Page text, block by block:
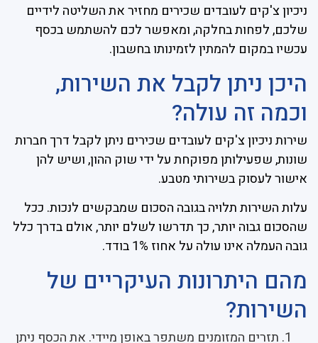
ניכיון צ'קים לעובדים שכירים מחזיר את השליטה לידיים
שלכם, לפחות בחלקה, ומאפשר לכם להשתמש בכסף
עכשיו במקום להמתין לזמינותו בחשבון.
היכן ניתן לקבל את השירות,
וכמה זה עולה?
שירות ניכיון צ'קים לעובדים שכירים ניתן לקבל דרך חברות
שונות, שפעילותן מפוקחת על ידי שוק ההון, ושיש להן
אישור לעסוק בשירותי מטבע.
עלות השירות תלויה בגובה הסכום שמבקשים לנכות. ככל
שהסכום גבוה יותר, כך תדרשו לשלם יותר, אולם בדרך כלל
גובה העמלה אינו עולה על אחוז 1% בודד.
מהם היתרונות העיקריים של
השירות?
תזרים המזומנים משתפר באופן מיידי. את הכסף ניתן